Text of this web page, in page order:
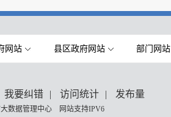
网站 县区政府网站 部门网站
我要纠错 | 访问统计 | 发布量
数据管理中心 网站支持IPV6